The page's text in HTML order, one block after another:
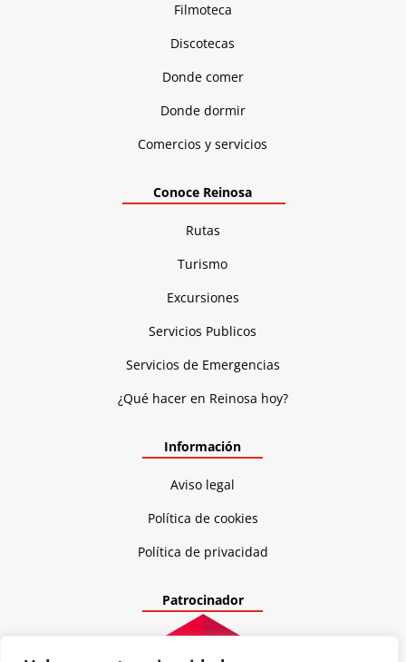
Filmoteca
Discotecas
Donde comer
Donde dormir
Comercios y servicios
Conoce Reinosa
Rutas
Turismo
Excursiones
Servicios Publicos
Servicios de Emergencias
¿Qué hacer en Reinosa hoy?
Información
Aviso legal
Política de cookies
Política de privacidad
Patrocinador